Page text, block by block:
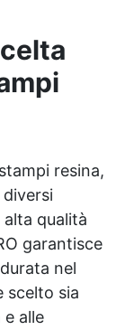
resina,
qualità
garantisce
nel
scelto sia
alle